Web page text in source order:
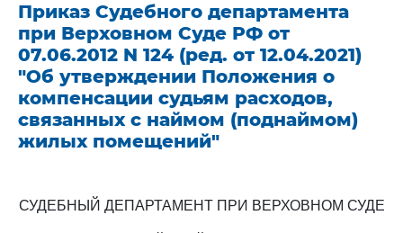
Приказ Судебного департамента
при Верховном Суде РФ от
07.06.2012 N 124 (ред. от 12.04.2021)
"Об утверждении Положения о
компенсации судьям расходов,
связанных с наймом (поднаймом)
жилых помещений"
СУДЕБНЫЙ ДЕПАРТАМЕНТ ПРИ ВЕРХОВНОМ СУДЕ